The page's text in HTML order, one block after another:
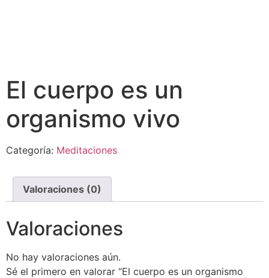
El cuerpo es un
organismo vivo
Categoría: Meditaciones
Valoraciones (0)
Valoraciones
No hay valoraciones aún.
Sé el primero en valorar “El cuerpo es un organismo